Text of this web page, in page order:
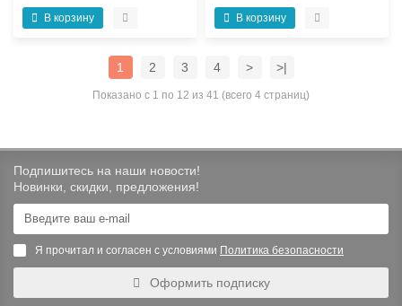
В корзину В корзину
1 2 3 4 > >|
Показано с 1 по 12 из 41 (всего 4 страниц)
Подпишитесь на наши новости!
Новинки, скидки, предложения!
Я прочитал и согласен с условиями Политика безопасности
Оформить подписку